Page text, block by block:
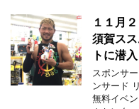
１１月
須賀ス
トに潜
スポンサ
ンサード
無料イベ